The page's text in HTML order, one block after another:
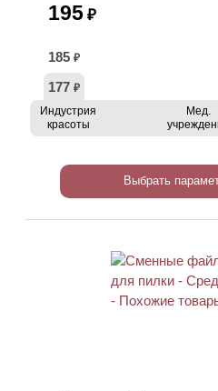
195 ₽
185 ₽
177 ₽
Индустрия
красоты
Мед.
Выбрать